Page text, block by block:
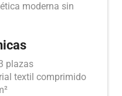
moderna sin
plazas
textil comprimido